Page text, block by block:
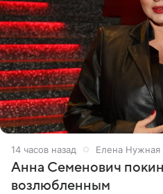
14 часов назад Елена Нужная
Анна Семенович
возлюбленным